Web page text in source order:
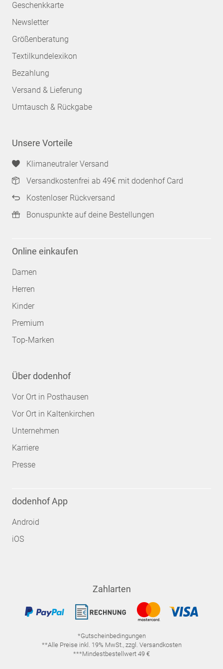
Geschenkkarte
Newsletter
Größenberatung
Textilkundelexikon
Bezahlung
Versand & Lieferung
Umtausch & Rückgabe
Unsere Vorteile
Klimaneutraler Versand
Versandkostenfrei ab 49€ mit dodenhof Card
Kostenloser Rückversand
Bonuspunkte auf deine Bestellungen
Online einkaufen
Damen
Herren
Kinder
Premium
Top-Marken
Über dodenhof
Vor Ort in Posthausen
Vor Ort in Kaltenkirchen
Unternehmen
Karriere
Presse
dodenhof App
Android
iOS
Zahlarten
*Gutscheinbedingungen
**Alle Preise inkl. 19% MwSt., zzgl. Versandkosten
***Mindestbestellwert 49 €